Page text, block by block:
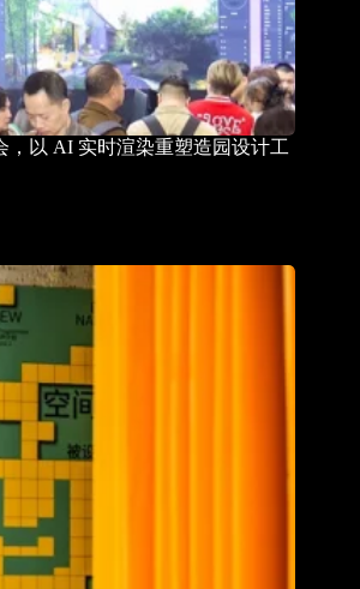
，以 AI 实时渲染重塑造园设计工